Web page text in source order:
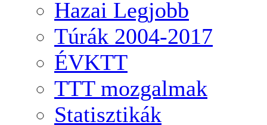
Hazai Legjobb
Túrák 2004-2017
ÉVKTT
TTT mozgalmak
Statisztikák